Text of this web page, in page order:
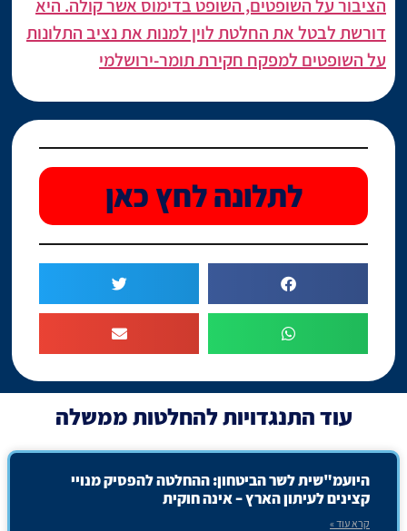
הציבור על השופטים, השופט בדימוס אשר קולה. היא
דורשת לבטל את החלטת לוין למנות את נציב התלונות
על השופטים למפקח חקירת תומר-ירושלמי
לתלונה לחץ כאן
עודהתנגדויות להחלטות ממשלה
היועמ"שית לשר הביטחון: ההחלטה להפסיק מנויי
קצינים לעיתון הארץ – אינה חוקית
קרא עוד »